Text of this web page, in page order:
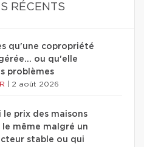
RÉCENTS
qu'une copropriété
ou qu'elle
problèmes
2 août 2026
le prix des maisons
même malgré un
stable ou qui